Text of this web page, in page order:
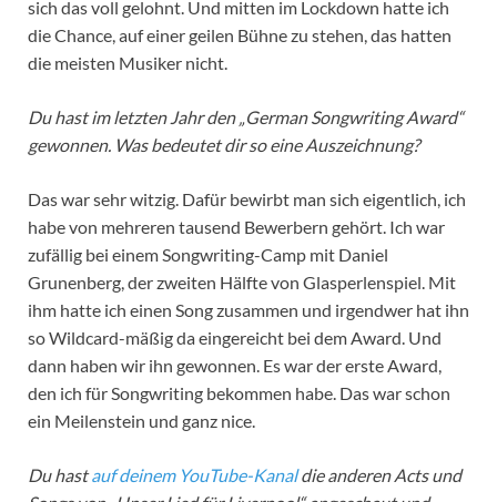
sich das voll gelohnt. Und mitten im Lockdown hatte ich
die Chance, auf einer geilen Bühne zu stehen, das hatten
die meisten Musiker nicht.
Du hast im letzten Jahr den „German Songwriting Award“
gewonnen. Was bedeutet dir so eine Auszeichnung?
Das war sehr witzig. Dafür bewirbt man sich eigentlich, ich
habe von mehreren tausend Bewerbern gehört. Ich war
zufällig bei einem Songwriting-Camp mit Daniel
Grunenberg, der zweiten Hälfte von Glasperlenspiel. Mit
ihm hatte ich einen Song zusammen und irgendwer hat ihn
so Wildcard-mäßig da eingereicht bei dem Award. Und
dann haben wir ihn gewonnen. Es war der erste Award,
den ich für Songwriting bekommen habe. Das war schon
ein Meilenstein und ganz nice.
Du hastauf deinem YouTube-Kanaldie anderen Acts und